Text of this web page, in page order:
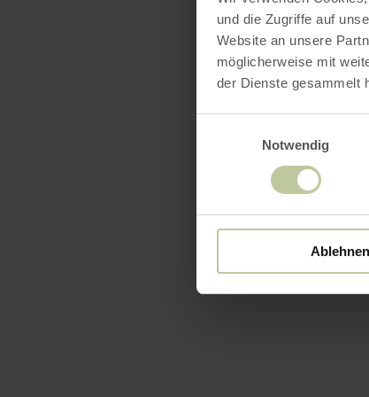
und die Zugriffe auf
Website an unsere
möglicherweise mit
der Dienste gesammelt
Notwendig
Ablehnen